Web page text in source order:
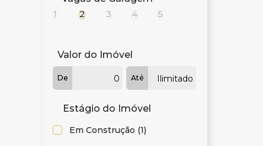
1 2 3 4 5
Valor do Imóvel
De Até
Estágio do Imóvel
Em Construção (1)